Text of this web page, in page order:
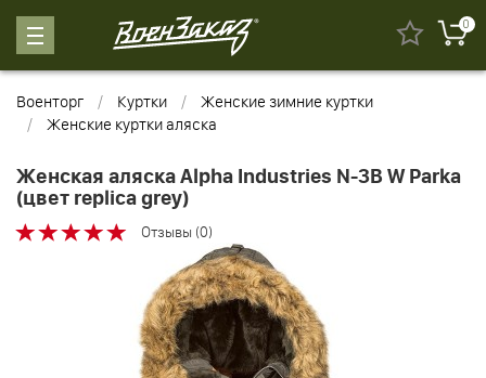
0
Военторг Куртки
Женские зимние куртки
Женские куртки аляска
Женская аляска Alpha Industries N-3B W Parka
(цвет replica grey)
Отзывы (0)